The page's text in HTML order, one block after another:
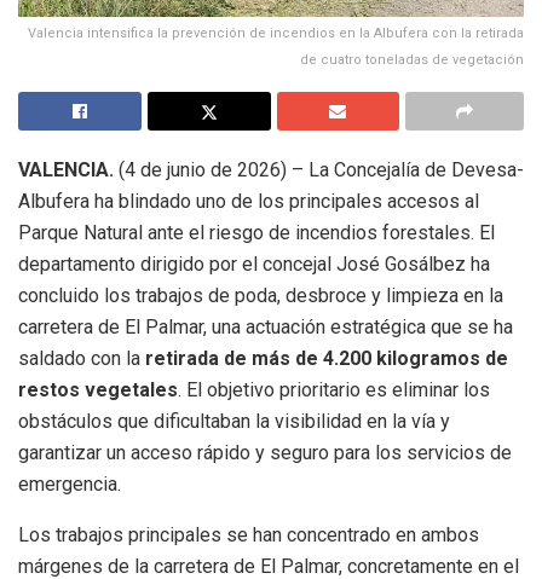
Valencia intensifica la prevención de incendios en la Albufera con la retirada
de cuatro toneladas de vegetación
VALENCIA. (4 de junio de 2026) – La Concejalía de Devesa-
Albufera ha blindado uno de los principales accesos al
Parque Natural ante el riesgo de incendios forestales. El
departamento dirigido por el concejal José Gosálbez ha
concluido los trabajos de poda, desbroce y limpieza en la
carretera de El Palmar, una actuación estratégica que se ha
saldado con la retirada de más de 4.200 kilogramos de
restos vegetales. El objetivo prioritario es eliminar los
obstáculos que dificultaban la visibilidad en la vía y
garantizar un acceso rápido y seguro para los servicios de
emergencia.
Los trabajos principales se han concentrado en ambos
márgenes de la carretera de El Palmar, concretamente en el